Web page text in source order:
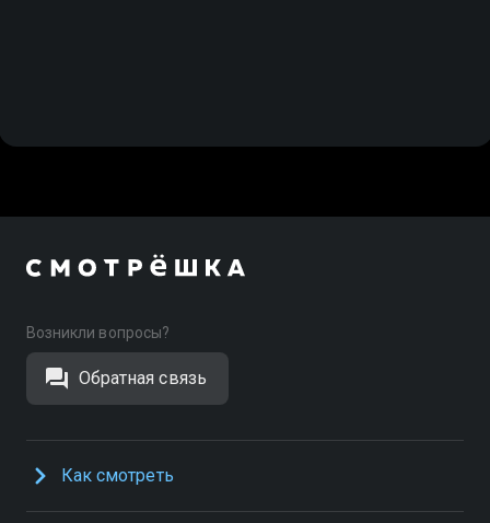
Возникли вопросы?
Обратная связь
Как смотреть